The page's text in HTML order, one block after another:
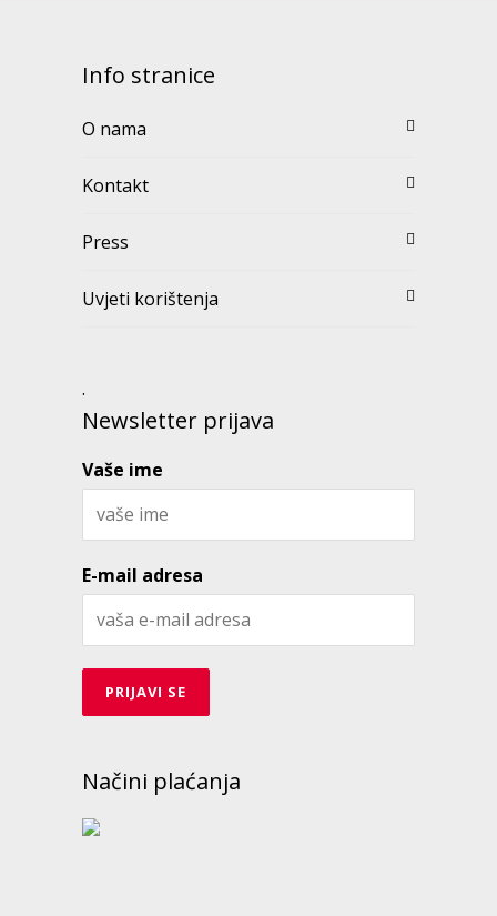
Info stranice
O nama
Kontakt
Press
Uvjeti korištenja
.
Newsletter prijava
Vaše ime
E-mail adresa
Načini plaćanja